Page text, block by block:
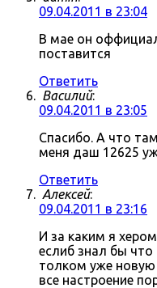
09.04.2011 в 23:04
В мае он
поставится
Ответить
Василий:
09.04.2011 в 23:05
Спасибо. А что
меня даш 12625
Ответить
Алексей:
09.04.2011 в 23:16
И за каким я
еслиб знал бы что
толком уже новую
все настроение